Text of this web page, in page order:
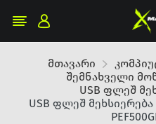
მთავარი
შემნახველი
USB ფლეშ
USB ფლეშ მეხსიერება